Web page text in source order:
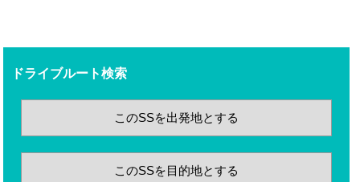
ドライブルート検索
このSSを出発地とする
このSSを目的地とする